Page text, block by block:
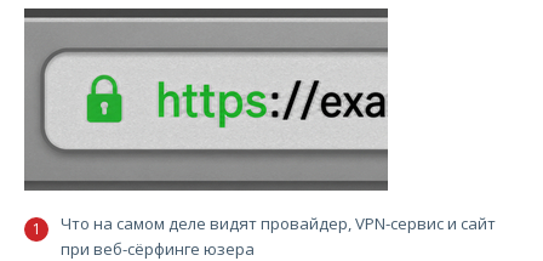
Что на самом деле видят провайдер, VPN-сервис и сайт
при веб-сёрфинге юзера